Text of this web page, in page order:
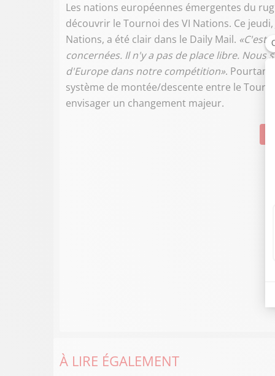
Les nations européennes émergentes du
découvrir le Tournoi des VI Nations. Ce
Nations, a été clair dans le Daily Mail. «C'est
concernées. Il n'y a pas de place libre.
d'Europe dans notre compétition». Pourtant,
système de montée/descente entre le
envisager un changement majeur.
À LIRE ÉGALEMENT